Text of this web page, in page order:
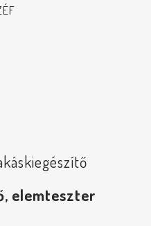
elemteszter